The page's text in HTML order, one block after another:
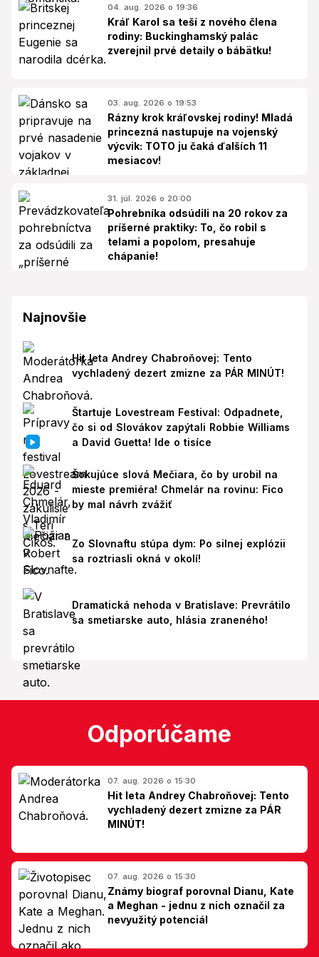
04. aug. 2026 o 19:36
Kráľ Karol sa teší z nového člena
rodiny: Buckinghamský palác
zverejnil prvé detaily o bábätku!
03. aug. 2026 o 19:53
Rázny krok kráľovskej rodiny! Mladá
princezná nastupuje na vojenský
výcvik: TOTO ju čaká ďalších 11
mesiacov!
31. júl. 2026 o 20:00
Pohrebníka odsúdili na 20 rokov za
príšerné praktiky: To, čo robil s
telami a popolom, presahuje
chápanie!
Najnovšie
Hit leta Andrey Chabroňovej: Tento
vychladený dezert zmizne za PÁR MINÚT!
Štartuje Lovestream Festival: Odpadnete,
čo si od Slovákov zapýtali Robbie Williams
a David Guetta! Ide o tisíce
Šokujúce slová Mečiara, čo by urobil na
mieste premiéra! Chmelár na rovinu: Fico
by mal návrh zvážiť
Zo Slovnaftu stúpa dym: Po silnej explózii
sa roztriasli okná v okolí!
Dramatická nehoda v Bratislave: Prevrátilo
sa smetiarske auto, hlásia zraneného!
Odporúčame
07. aug. 2026 o 15:30
Hit leta Andrey Chabroňovej: Tento
vychladený dezert zmizne za PÁR
MINÚT!
07. aug. 2026 o 15:30
Známy biograf porovnal Dianu, Kate
a Meghan - jednu z nich označil za
nevyužitý potenciál